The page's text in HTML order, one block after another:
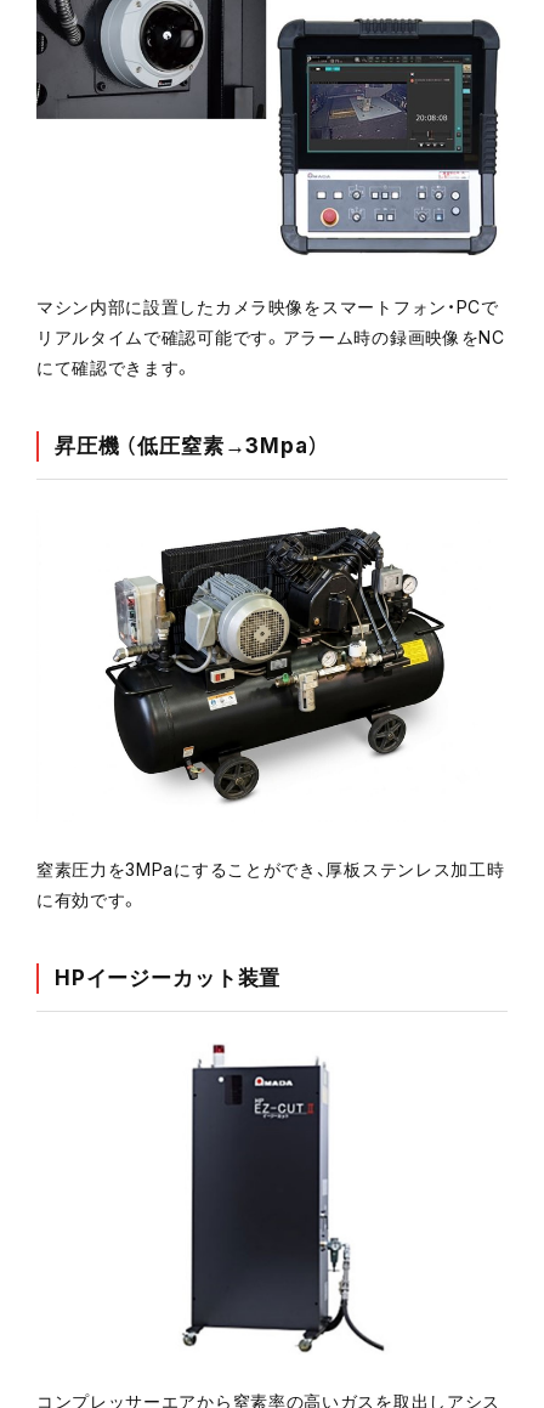
マシン内部に設置したカメラ映像をスマートフォン・PCで
リアルタイムで確認可能です。アラーム時の録画映像をNC
にて確認できます。
昇圧機 （低圧窒素→3Mpa）
窒素圧力を3MPaにすることができ、厚板ステンレス加工時
に有効です。
HPイージーカット装置
コンプレッサーエアから窒素率の高いガスを取出しアシス